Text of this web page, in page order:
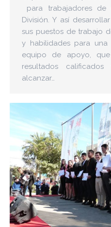
para trabajadores de
División. Y así
sus puestos de trabajo
y habilidades para
equipo de apoyo,
resultados calificados
alcanzar…